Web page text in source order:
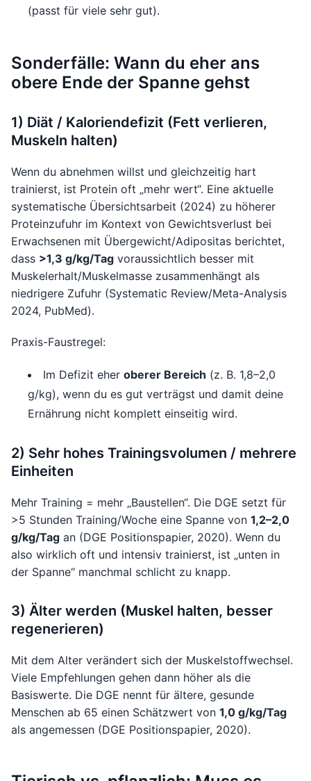
(passt für viele sehr gut).
Sonderfälle: Wann du eher ans
obere Ende der Spanne gehst
1) Diät / Kaloriendefizit (Fett verlieren,
Muskeln halten)
Wenn du abnehmen willst und gleichzeitig hart
trainierst, ist Protein oft „mehr wert“. Eine aktuelle
systematische Übersichtsarbeit (2024) zu höherer
Proteinzufuhr im Kontext von Gewichtsverlust bei
Erwachsenen mit Übergewicht/Adipositas berichtet,
dass >1,3 g/kg/Tag voraussichtlich besser mit
Muskelerhalt/Muskelmasse zusammenhängt als
niedrigere Zufuhr (Systematic Review/Meta-Analysis
2024, PubMed).
Praxis-Faustregel:
Im Defizit eher oberer Bereich (z. B. 1,8–2,0
g/kg), wenn du es gut verträgst und damit deine
Ernährung nicht komplett einseitig wird.
2) Sehr hohes Trainingsvolumen / mehrere
Einheiten
Mehr Training = mehr „Baustellen“. Die DGE setzt für
>5 Stunden Training/Woche eine Spanne von 1,2–2,0
g/kg/Tag an (DGE Positionspapier, 2020). Wenn du
also wirklich oft und intensiv trainierst, ist „unten in
der Spanne“ manchmal schlicht zu knapp.
3) Älter werden (Muskel halten, besser
regenerieren)
Mit dem Alter verändert sich der Muskelstoffwechsel.
Viele Empfehlungen gehen dann höher als die
Basiswerte. Die DGE nennt für ältere, gesunde
Menschen ab 65 einen Schätzwert von 1,0 g/kg/Tag
als angemessen (DGE Positionspapier, 2020).